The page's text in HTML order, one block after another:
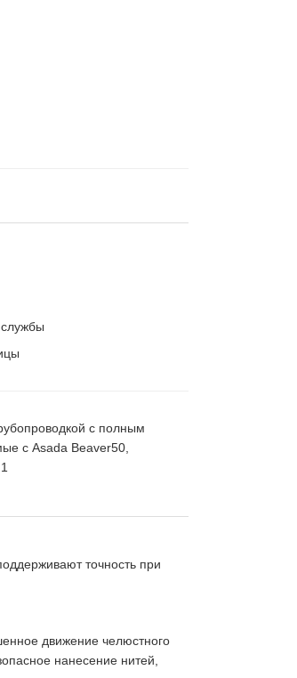
с полным
с Asada Beaver50,
точность при
движение челюстного
нанесение нитей,